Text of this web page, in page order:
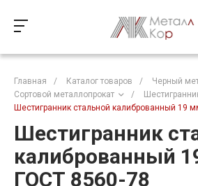
Главная / Каталог товаров / Черный
Сортовой металлопрокат
/
Шестигранник стальной калиброванный 19
Шестигранник
калиброванный
ГОСТ 8560-78